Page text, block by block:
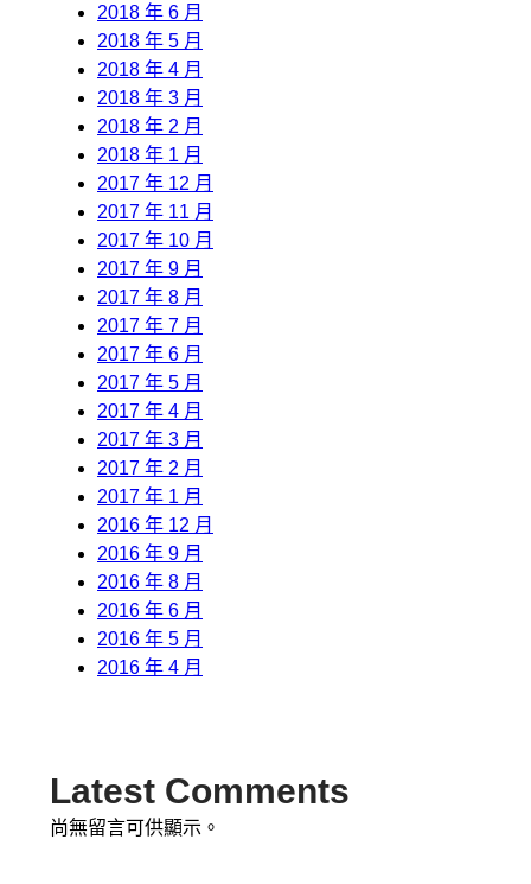
2018 年 6 月
2018 年 5 月
2018 年 4 月
2018 年 3 月
2018 年 2 月
2018 年 1 月
2017 年 12 月
2017 年 11 月
2017 年 10 月
2017 年 9 月
2017 年 8 月
2017 年 7 月
2017 年 6 月
2017 年 5 月
2017 年 4 月
2017 年 3 月
2017 年 2 月
2017 年 1 月
2016 年 12 月
2016 年 9 月
2016 年 8 月
2016 年 6 月
2016 年 5 月
2016 年 4 月
Latest Comments
尚無留言可供顯示。